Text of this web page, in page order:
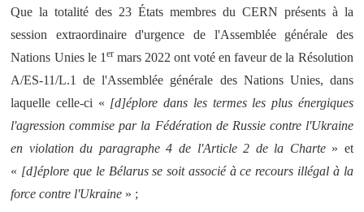
Que la totalité des 23 États membres du CERN présents à la
session extraordinaire d'urgence de l'Assemblée générale des
Nations Unies le 1 ermars 2022 ont voté en faveur de la Résolution
A/ES-11/L.1 de l'Assemblée générale des Nations Unies, dans
laquelle celle-ci « [d]éplore dans les termes les plus énergiques
l'agression commise par la Fédération de Russie contre l'Ukraine
en violation du paragraphe 4 de l'Article 2 de la Charte» et
« [d]éplore que le Bélarus se soit associé à ce recours illégal à la
force contre l'Ukraine » ;